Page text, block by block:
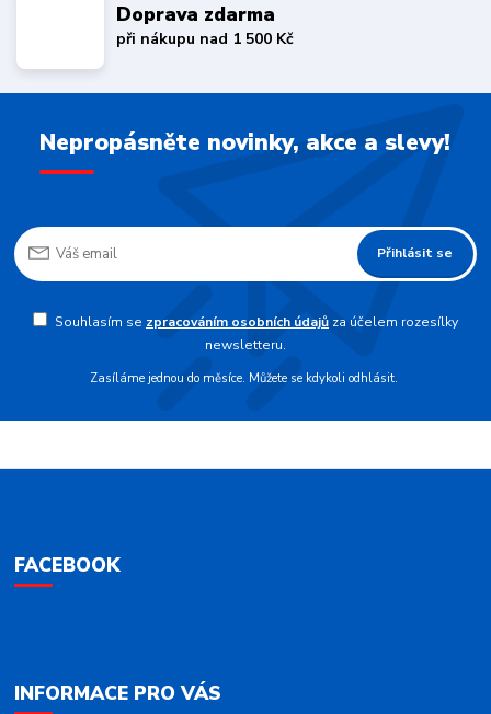
Doprava zdarma
při nákupu nad 1 500 Kč
Nepropásněte novinky, akce a slevy!
Přihlásit se
Souhlasím se zpracováním osobních údajůza účelem rozesílky
newsletteru.
Zasíláme jednou do měsíce. Můžete se kdykoli odhlásit.
FACEBOOK
INFORMACE PRO VÁS